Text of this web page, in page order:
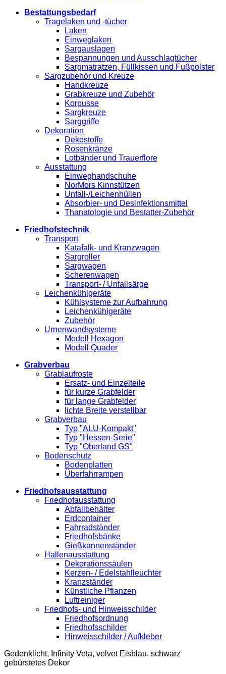
Bestattungsbedarf
Tragelaken und -tücher
Laken
Einweglaken
Sargauslagen
Bespannungen und Ausschlagtücher
Sargmatratzen, Füllkissen und Fußpolster
Sargzubehör und Kreuze
Handkreuze
Grabkreuze und Zubehör
Korpusse
Sargkreuze
Sarggriffe
Dekoration
Dekostoffe
Rosenkränze
Lotbänder und Trauerflore
Ausstattung
Einweghandschuhe
NorMors Kinnstützen
Unfall-/Leichenhüllen
Absorbier- und Desinfektionsmittel
Thanatologie und Bestatter-Zubehör
Friedhofstechnik
Transport
Katafalk- und Kranzwagen
Sargroller
Sargwagen
Scherenwagen
Transport- / Unfallsärge
Leichenkühlgeräte
Kühlsysteme zur Aufbahrung
Leichenkühlgeräte
Zubehör
Urnenwandsysteme
Modell Hexagon
Modell Quader
Grabverbau
Grablaufroste
Ersatz- und Einzelteile
für kurze Grabfelder
für lange Grabfelder
lichte Breite verstellbar
Grabverbau
Typ "ALU-Kompakt"
Typ "Hessen-Serie"
Typ "Oberland GS"
Bodenschutz
Bodenplatten
Überfahrrampen
Friedhofsausstattung
Friedhofausstattung
Abfallbehälter
Erdcontainer
Fahrradständer
Friedhofsbänke
Gießkannenständer
Hallenausstattung
Dekorationssäulen
Kerzen- / Edelstahlleuchter
Kranzständer
Künstliche Pflanzen
Luftreiniger
Friedhofs- und Hinweisschilder
Friedhofsordnung
Friedhofsschilder
Hinweisschilder / Aufkleber
Gedenklicht, Infinity Veta, velvet Eisblau, schwarz
gebürstetes Dekor